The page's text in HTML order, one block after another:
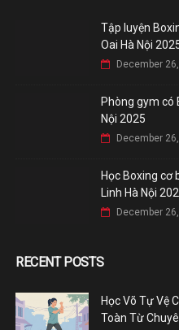
Tập luyện
Oai Hà Nội
December
Phòng gym có
Nội 2025
December
Học Boxing cơ
Linh Hà Nội
December
RECENT POSTS
Học Võ Tự Vệ
Toàn Từ